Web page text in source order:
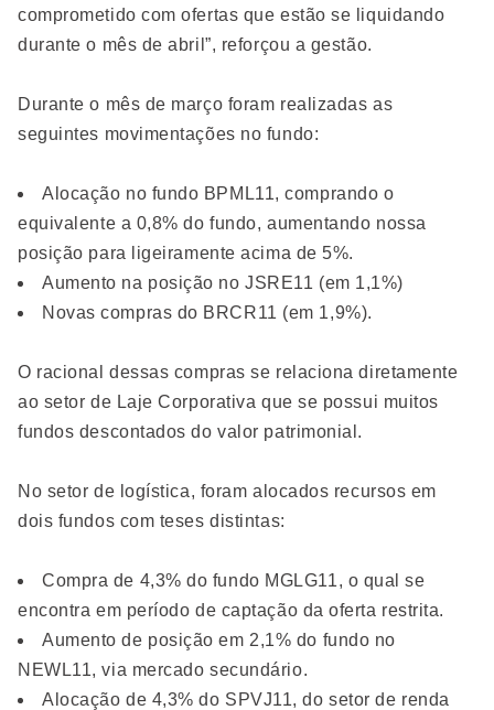
comprometido com ofertas que estão se liquidando
durante o mês de abril”, reforçou a gestão.
Durante o mês de março foram realizadas as
seguintes movimentações no fundo:
Alocação no fundo BPML11, comprando o
equivalente a 0,8% do fundo, aumentando nossa
posição para ligeiramente acima de 5%.
Aumento na posição no JSRE11 (em 1,1%)
Novas compras do BRCR11 (em 1,9%).
O racional dessas compras se relaciona diretamente
ao setor de Laje Corporativa que se possui muitos
fundos descontados do valor patrimonial.
No setor de logística, foram alocados recursos em
dois fundos com teses distintas:
Compra de 4,3% do fundo MGLG11, o qual se
encontra em período de captação da oferta restrita.
Aumento de posição em 2,1% do fundo no
NEWL11, via mercado secundário.
Alocação de 4,3% do SPVJ11, do setor de renda